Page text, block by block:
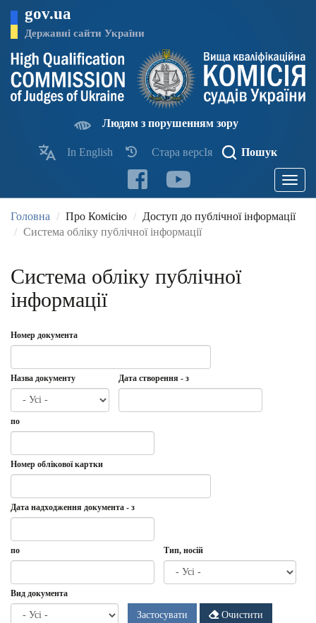
основного
матеріалу
gov.ua
Державні сайти України
Людям з порушенням зору
In English Стара версІя Пошук
Toggle
Головна Про Комісію
Доступ до публічної інформації
Система обліку публічної інформації
Система обліку публічної
інформації
Номер документа
Назва документу Дата створення - з
створення
з
по
Дата
по
Номер облікової картки
Дата надходження документа - з
Дата
Дата
надходження
-
з
по
Дата
по
Тип, носій
Вид документа
Застосувати Очистити